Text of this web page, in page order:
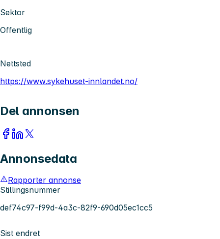
Sektor
Offentlig
Nettsted
https://www.sykehuset-innlandet.no/
Del annonsen
Annonsedata
Rapporter annonse
Stillingsnummer
def74c97-f99d-4a3c-82f9-690d05ec1cc5
Sist endret